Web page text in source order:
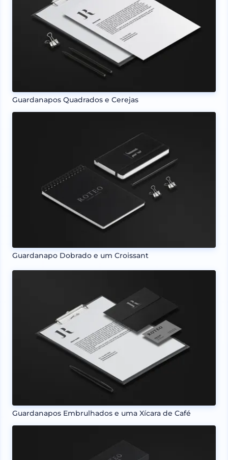
Guardanapos Quadrados e Cerejas
Guardanapo Dobrado e um Croissant
Guardanapos Embrulhados e uma Xícara de Café